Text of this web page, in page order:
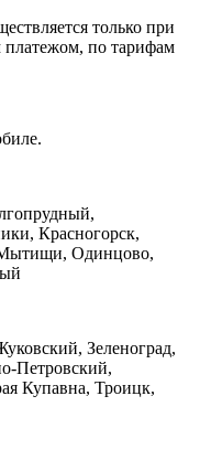
только при
по тарифам
Красногорск,
Одинцово,
Зеленоград,
Петровский,
Купавна, Троицк,